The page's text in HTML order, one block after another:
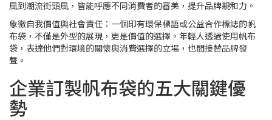
風到潮流街頭風，皆能呼應不同消費者的審美，提升品牌親和力。
象徵自我價值與社會責任：一個印有環保標語或公益合作標誌的帆
布袋，不僅是外型的展現，更是價值的選擇。年輕人透過使用帆布
袋，表達他們對環境的關懷與消費選擇的立場，也間接替品牌發
聲。
企業訂製帆布袋的五大關鍵優
勢